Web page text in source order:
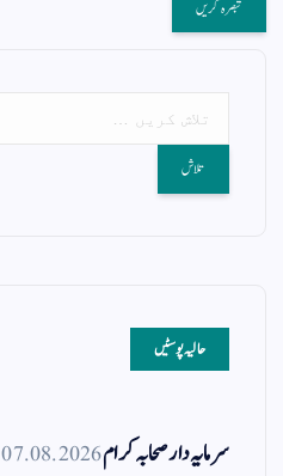
حالیہ پوسٹیں
سرمایہ دار صحابہ کرام07.08.2026